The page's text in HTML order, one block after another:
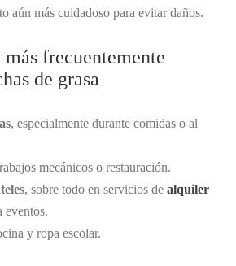
aún más cuidadoso para evitar daños.
frecuentemente
de grasa
, especialmente durante comidas o al
mecánicos o restauración.
, sobre todo en servicios de alquiler
eventos.
y ropa escolar.